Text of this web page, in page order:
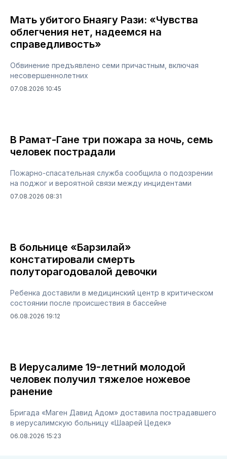
Мать убитого Бнаягу Рази: «Чувства
облегчения нет, надеемся на
справедливость»
Обвинение предъявлено семи причастным, включая
несовершеннолетних
07.08.2026 10:45
В Рамат-Гане три пожара за ночь, семь
человек пострадали
Пожарно-спасательная служба сообщила о подозрении
на поджог и вероятной связи между инцидентами
07.08.2026 08:31
В больнице «Барзилай»
констатировали смерть
полуторагодовалой девочки
Ребенка доставили в медицинский центр в критическом
состоянии после происшествия в бассейне
06.08.2026 19:12
В Иерусалиме 19-летний молодой
человек получил тяжелое ножевое
ранение
Бригада «Маген Давид Адом» доставила пострадавшего
в иерусалимскую больницу «Шаарей Цедек»
06.08.2026 15:23